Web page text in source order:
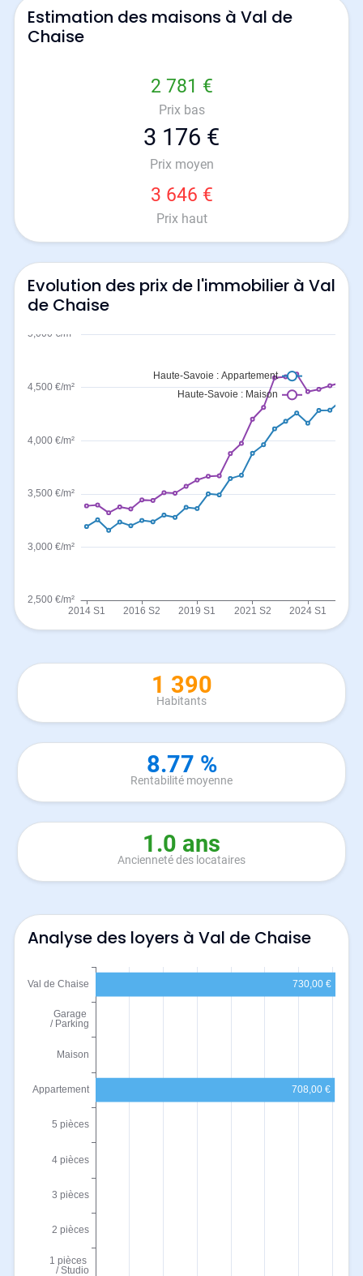
Estimation des maisons à Val de
Chaise
2 781 €
Prix bas
3 176 €
Prix moyen
3 646 €
Prix haut
Evolution des prix de l'immobilier à Val
de Chaise
1 390
Habitants
8.77 %
Rentabilité moyenne
1.0 ans
Ancienneté des locataires
Analyse des loyers à Val de Chaise